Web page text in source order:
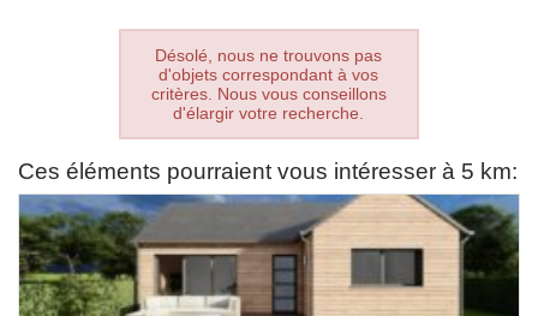
Désolé, nous ne trouvons pas
d'objets correspondant à vos
critères. Nous vous conseillons
d'élargir votre recherche.
Ces éléments pourraient vous intéresser à 5 km: